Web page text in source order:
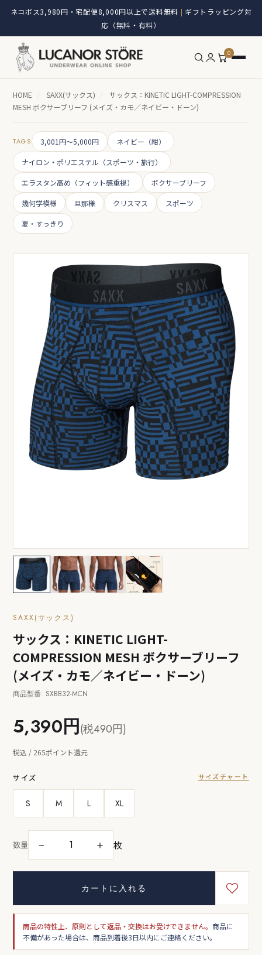
ネコポス3,980円・宅配便8,000円以上で送料無料 | ギフトラッピング対
応（無料・有料）
0
HOME / SAXX(サックス) /
サックス：KINETIC LIGHT-COMPRESSION
MESH ボクサーブリーフ (メイズ・カモ／ネイビー・ドーン)
TAGS 3,001円～5,000円 ネイビー（紺）
ナイロン・ポリエステル（スポーツ・旅行）
エラスタン高め（フィット感重視） ボクサーブリーフ
幾何学模様 旦那様 クリスマス スポーツ
夏・すっきり
SAXX(サックス)
サックス：KINETIC LIGHT-
COMPRESSION MESH ボクサーブリーフ
(メイズ・カモ／ネイビー・ドーン)
商品型番: SXBB32-MCN
5,390円(税490円)
税込 / 265ポイント還元
サイズ サイズチャート
S M L XL
数量 － ＋ 枚
カートに入れる
商品の特性上、原則として返品・交換はお受けできません。商品に
不備があった場合は、商品到着後3日以内にご連絡ください。